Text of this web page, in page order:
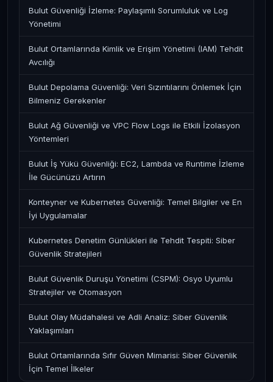
Bulut Güvenliği İzleme: Paylaşımlı Sorumluluk ve Log
Yönetimi
Bulut Ortamlarında Kimlik ve Erişim Yönetimi (IAM) Tehdit
Avcılığı
Bulut Depolama Güvenliği: Veri Sızıntılarını Önlemek İçin
Bilmeniz Gerekenler
Bulut Ağ Güvenliği ve VPC Flow Logs ile Etkili İzolasyon
Yöntemleri
Bulut İş Yükü Güvenliği: EC2, Lambda ve Runtime İzleme
İle Gücünüzü Artırın
Konteyner ve Kubernetes Güvenliği: Temel Bilgiler ve En
İyi Uygulamalar
Kubernetes Denetim Günlükleri ile Tehdit Tespiti: Siber
Güvenlik Stratejileri
Bulut Güvenlik Duruşu Yönetimi (CSPM): Osyo Uyumlu
Stratejiler ve Otomasyon
Bulut Olay Müdahalesi ve Adli Analiz: Siber Güvenlik
Yaklaşımları
Bulut Ortamlarında Sıfır Güven Mimarisi: Siber Güvenlik
İçin Temel İlkeler